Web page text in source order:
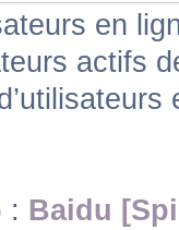
en
actifs
: Baidu